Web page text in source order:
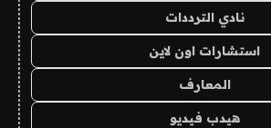
نادي الترددات
استشارات اون لاين
المعارف
هيدب فيديو